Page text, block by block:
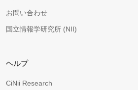
お問い合わせ
国立情報学研究所 (NII)
ヘルプ
CiNii Research